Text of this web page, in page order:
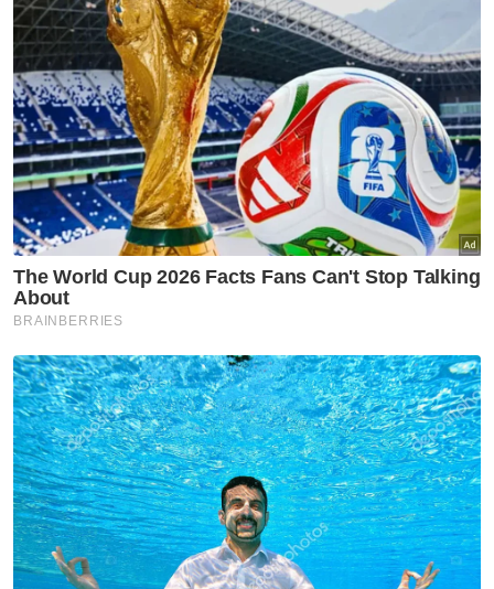
Katanya, walaupun pihak persatuan sudah
memperoleh surat sokongan daripada Polis
Diraja Malaysia (PDRM) dan Jabatan Bomba
dan Penyelamat Malaysia (JBPM), DBKL
didakwa beberapa kali menukar pendirian
selain menangguhkan mesyuarat berkaitan
isu itu.
Beliau turut mendakwa terdapat lawatan
tapak oleh pegawai DBKL tanpa
memaklumkan kepada persatuan, selain
berlaku percanggahan maklumat
menyebabkan pemasangan bekalan elektrik
di Pos 4 tertangguh.
Menurutnya, skim kawalan kejiranan yang
menggunakan CCTV, RFID dan palang
automatik itu didakwa berjaya menurunkan
kadar jenayah di kawasan itu ke tahap hampir
sifar sejak diperkenalkan pada 2012.